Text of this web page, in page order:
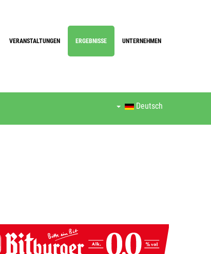
VERANSTALTUNGEN ERGEBNISSE UNTERNEHMEN
Deutsch